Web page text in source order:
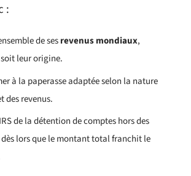
:
de sesrevenus mondiaux,
leur origine.
à la paperasse adaptée selon la nature
des revenus.
de la détention de comptes hors des
lors que le montant total franchit le